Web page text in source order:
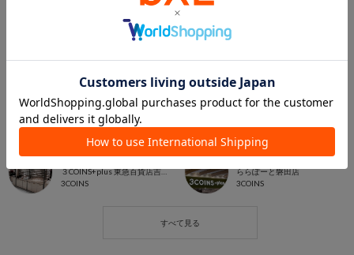
2026.07.29
オススメ商品【キッチン】🍲
３COINS+plus 東急百貨店吉祥寺店
3COINS
2026.07.28
【時短しか勝たん‼️】チン🎶で簡単料理
ららぽーと磐田店
3COINS